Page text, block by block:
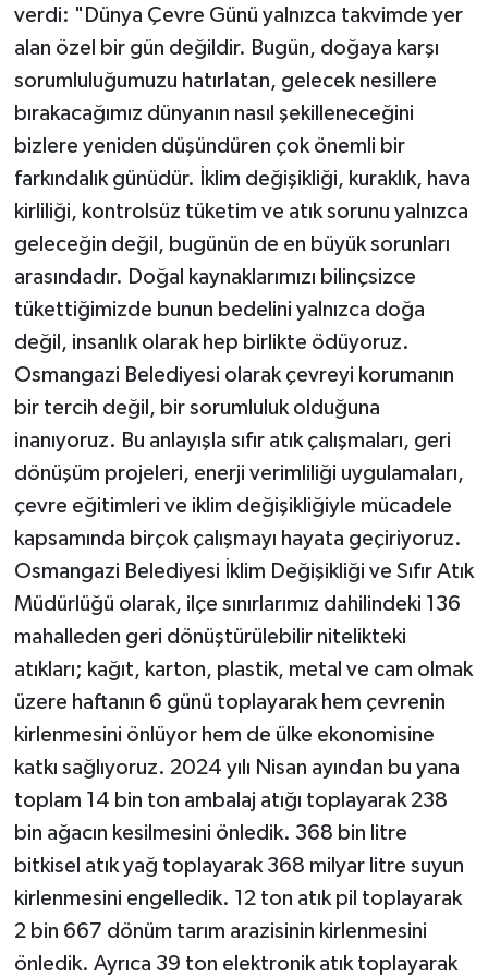
verdi: "Dünya Çevre Günü yalnızca takvimde yer
alan özel bir gün değildir. Bugün, doğaya karşı
sorumluluğumuzu hatırlatan, gelecek nesillere
bırakacağımız dünyanın nasıl şekilleneceğini
bizlere yeniden düşündüren çok önemli bir
farkındalık günüdür. İklim değişikliği, kuraklık, hava
kirliliği, kontrolsüz tüketim ve atık sorunu yalnızca
geleceğin değil, bugünün de en büyük sorunları
arasındadır. Doğal kaynaklarımızı bilinçsizce
tükettiğimizde bunun bedelini yalnızca doğa
değil, insanlık olarak hep birlikte ödüyoruz.
Osmangazi Belediyesi olarak çevreyi korumanın
bir tercih değil, bir sorumluluk olduğuna
inanıyoruz. Bu anlayışla sıfır atık çalışmaları, geri
dönüşüm projeleri, enerji verimliliği uygulamaları,
çevre eğitimleri ve iklim değişikliğiyle mücadele
kapsamında birçok çalışmayı hayata geçiriyoruz.
Osmangazi Belediyesi İklim Değişikliği ve Sıfır Atık
Müdürlüğü olarak, ilçe sınırlarımız dahilindeki 136
mahalleden geri dönüştürülebilir nitelikteki
atıkları; kağıt, karton, plastik, metal ve cam olmak
üzere haftanın 6 günü toplayarak hem çevrenin
kirlenmesini önlüyor hem de ülke ekonomisine
katkı sağlıyoruz. 2024 yılı Nisan ayından bu yana
toplam 14 bin ton ambalaj atığı toplayarak 238
bin ağacın kesilmesini önledik. 368 bin litre
bitkisel atık yağ toplayarak 368 milyar litre suyun
kirlenmesini engelledik. 12 ton atık pil toplayarak
2 bin 667 dönüm tarım arazisinin kirlenmesini
önledik. Ayrıca 39 ton elektronik atık toplayarak